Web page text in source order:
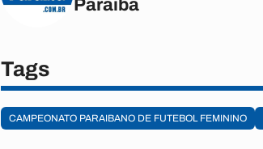
Paraíba
Tags
CAMPEONATO PARAIBANO DE FUTEBOL FEMININO